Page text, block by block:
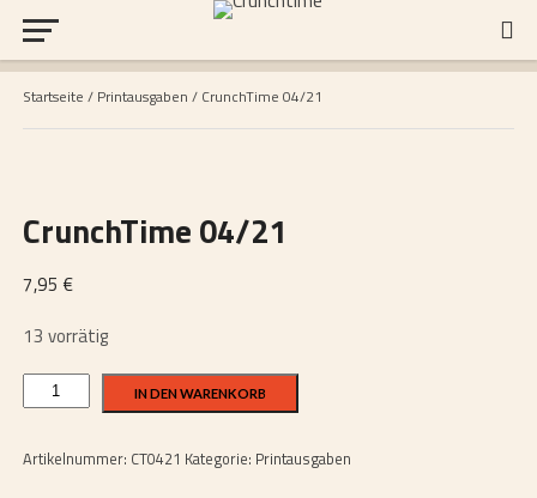
Startseite / Printausgaben / CrunchTime 04/21
CrunchTime 04/21
7,95 €
13 vorrätig
CrunchTime
04/21 IN DEN WARENKORB
Artikelnummer: CT0421 Kategorie: Printausgaben